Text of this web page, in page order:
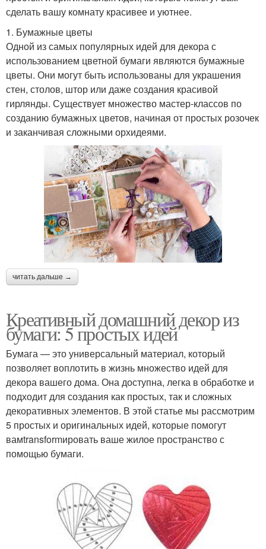
сделать вашу комнату красивее и уютнее.
1. Бумажные цветы
Одной из самых популярных идей для декора с
использованием цветной бумаги являются бумажные
цветы. Они могут быть использованы для украшения
стен, столов, штор или даже создания красивой
гирлянды. Существует множество мастер-классов по
созданию бумажных цветов, начиная от простых розочек
и заканчивая сложными орхидеями.
читать дальше →
Креативный домашний декор из
бумаги: 5 простых идей
Бумага — это универсальный материал, который
позволяет воплотить в жизнь множество идей для
декора вашего дома. Она доступна, легка в обработке и
подходит для создания как простых, так и сложных
декоративных элементов. В этой статье мы рассмотрим
5 простых и оригинальных идей, которые помогут
вамtransformировать ваше жилое пространство с
помощью бумаги.